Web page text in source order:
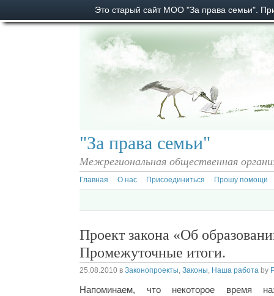
Это старый сайт МОО "За права семьи".
"За права семьи"
Межрегиональная общественная
Главная О нас Присоединиться Прошу помощи
Проект закона «Об
Промежуточные итоги.
25.08.2010 в Законопроекты, Законы, Наша работа by
Напоминаем, что некоторое время